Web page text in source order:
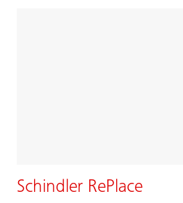
Schindler RePlace